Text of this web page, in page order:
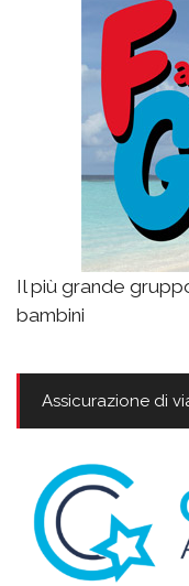
Il più grande
bambini
Assicurazione di